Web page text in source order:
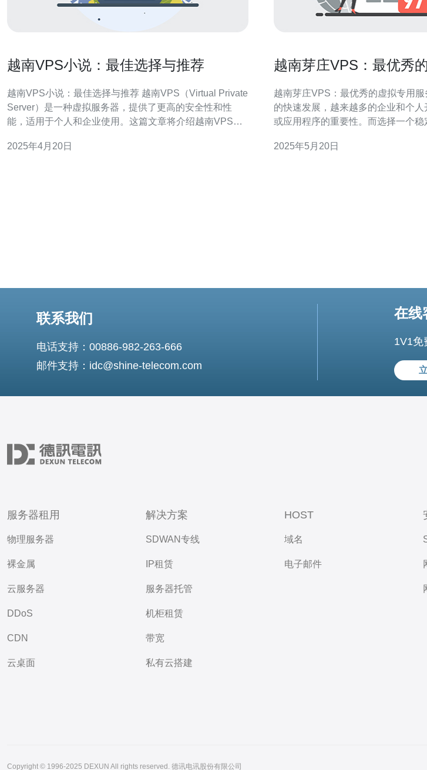
越南VPS小说：最佳选择与推荐
越南VPS小说：最佳选择与推荐 越南VPS（Virtual Private
Server）是一种虚拟服务器，提供了更高的安全性和性
能，适用于个人和企业使用。这篇文章将介绍越南VPS小
务器，拥有以下优势： 更高的安全性：每个VPS都是独立
2025年4月20日
越南芽庄VPS：最优秀
越南芽庄VPS：最优秀的虚拟专用服务器选择
的快速发展，越来越多的企业和个
或应用程序的重要性。而选择一个稳
供应商，但如何选择最优秀的虚拟专
2025年5月20日
联系我们
电话支持：00886-982-263-666
邮件支持：idc@shine-telecom.com
在线
1V1免
服务器租用
物理服务器
裸金属
云服务器
DDoS
CDN
云桌面
解决方案
SDWAN专线
IP租赁
服务器托管
机柜租赁
带宽
私有云搭建
HOST
域名
电子邮件
Copyright © 1996-2025 DEXUN All rights reserved. 德讯电讯股份有限公司